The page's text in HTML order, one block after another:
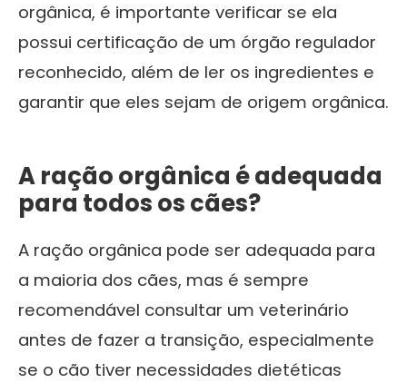
orgânica, é importante verificar se ela
possui certificação de um órgão regulador
reconhecido, além de ler os ingredientes e
garantir que eles sejam de origem orgânica.
A ração orgânica é adequada
para todos os cães?
A ração orgânica pode ser adequada para
a maioria dos cães, mas é sempre
recomendável consultar um veterinário
antes de fazer a transição, especialmente
se o cão tiver necessidades dietéticas